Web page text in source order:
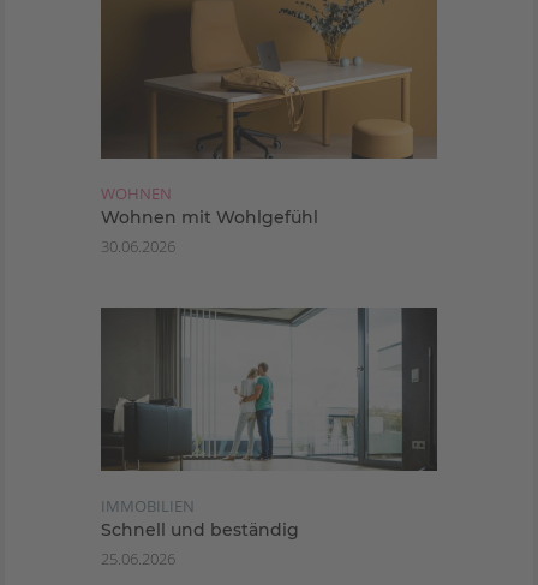
WOHNEN
Wohnen mit Wohlgefühl
30.06.2026
IMMOBILIEN
Schnell und beständig
25.06.2026